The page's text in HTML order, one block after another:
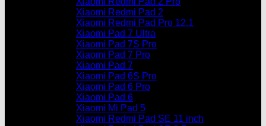
Xiaomi Redmi Pad 2
Xiaomi Redmi Pad Pro 12.1
Xiaomi Pad 7 Ultra
Xiaomi Pad 7S Pro
Xiaomi Pad 7 Pro
Xiaomi Pad 7
Xiaomi Pad 6S Pro
Xiaomi Pad 6 Pro
Xiaomi Pad 6
Xiaomi Mi Pad 5
Xiaomi Redmi Pad SE 11 inch